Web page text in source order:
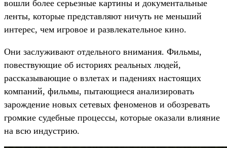
вошли более серьезные картины и документальные
ленты, которые представляют ничуть не меньший
интерес, чем игровое и развлекательное кино.
Они заслуживают отдельного внимания. Фильмы,
повествующие об историях реальных людей,
рассказывающие о взлетах и падениях настоящих
компаний, фильмы, пытающиеся анализировать
зарождение новых сетевых феноменов и обозревать
громкие судебные процессы, которые оказали влияние
на всю индустрию.